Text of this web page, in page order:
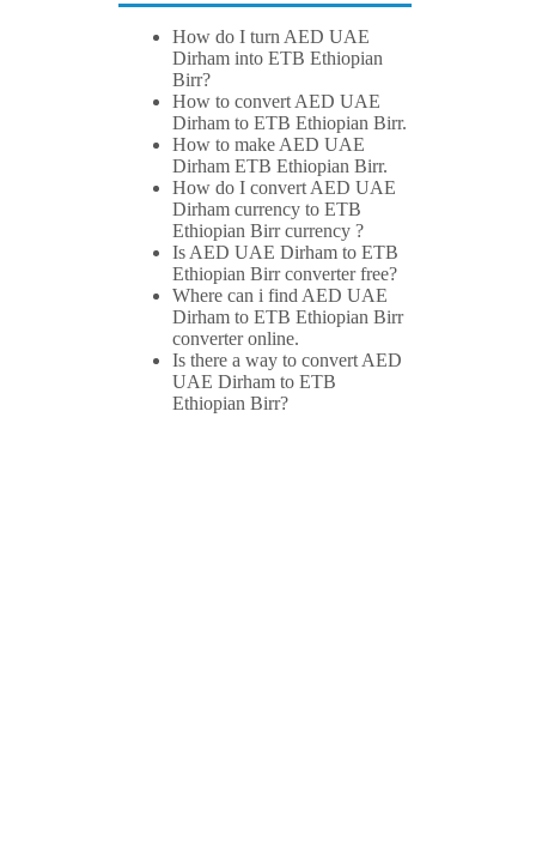
How do I turn AED UAE
Dirham into ETB Ethiopian
Birr?
How to convert AED UAE
Dirham to ETB Ethiopian Birr.
How to make AED UAE
Dirham ETB Ethiopian Birr.
How do I convert AED UAE
Dirham currency to ETB
Ethiopian Birr currency ?
Is AED UAE Dirham to ETB
Ethiopian Birr converter free?
Where can i find AED UAE
Dirham to ETB Ethiopian Birr
converter online.
Is there a way to convert AED
UAE Dirham to ETB
Ethiopian Birr?